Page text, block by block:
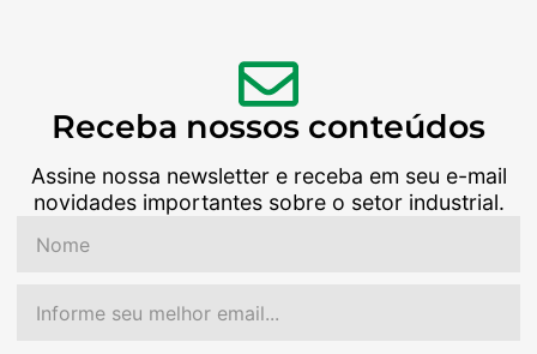
Receba nossos conteúdos
Assine nossa newsletter e receba em seu e-mail
novidades importantes sobre o setor industrial.